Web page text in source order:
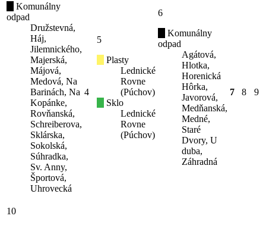
Komunálny
odpad
Družstevná,
Háj,
Jilemnického,
Majerská,
Májová,
Medová, Na
Barinách, Na
Kopánke,
Rovňanská,
Schreiberova,
Sklárska,
Sokolská,
Súhradka,
Sv. Anny,
Športová,
Uhrovecká
4
5
Plasty
Lednické
Rovne
(Púchov)
Sklo
Lednické
Rovne
(Púchov)
6
Komunálny
odpad
Agátová,
Hlotka,
Horenická
Hôrka,
Javorová,
Medňanská,
Medné,
Staré
Dvory, U
duba,
Záhradná
7 8 9
10